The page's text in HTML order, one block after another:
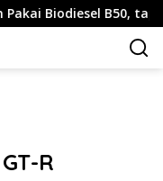
Biodiesel B50, tapi Ada
R